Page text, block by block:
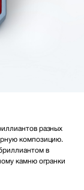
разных
композицию.
в
камню огранки